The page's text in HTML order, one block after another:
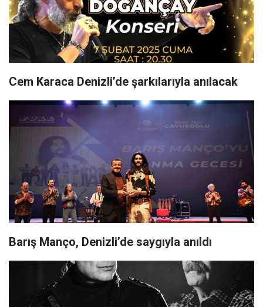
Cem Karaca Denizli’de şarkılarıyla anılacak
Barış Manço, Denizli’de saygıyla anıldı